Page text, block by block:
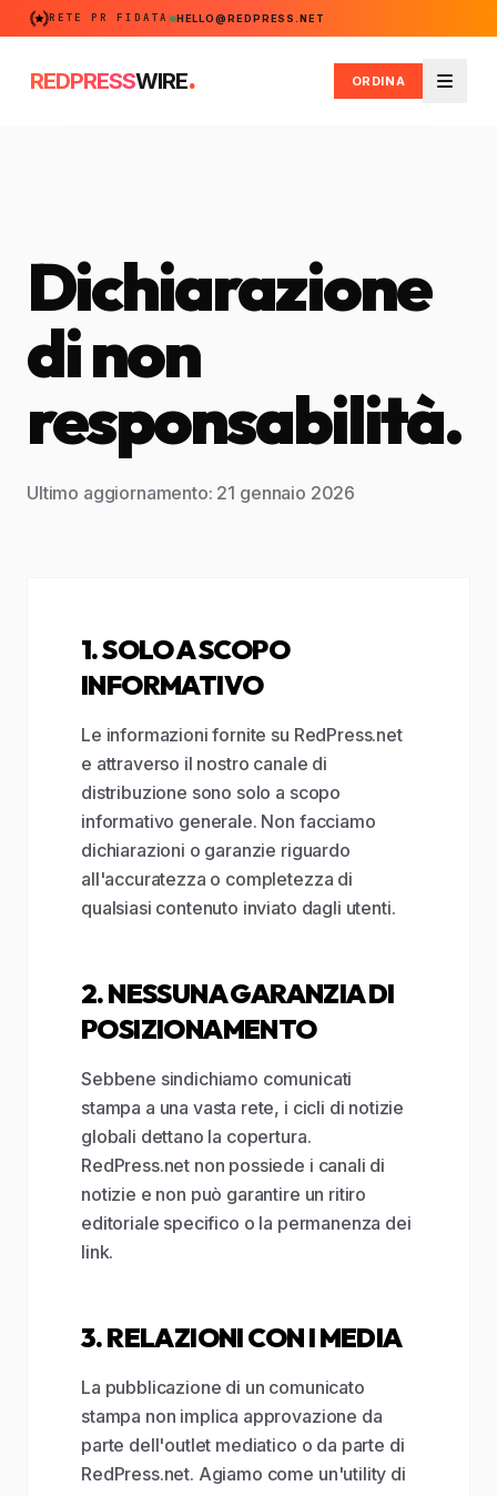
RETE PR FIDATA HELLO@REDPRESS.NET
REDPRESSWIRE. ORDINA
Menu
Dichiarazione
di non
responsabilità.
Ultimo aggiornamento: 21 gennaio 2026
1. SOLO A SCOPO
INFORMATIVO
Le informazioni fornite su RedPress.net
e attraverso il nostro canale di
distribuzione sono solo a scopo
informativo generale. Non facciamo
dichiarazioni o garanzie riguardo
all'accuratezza o completezza di
qualsiasi contenuto inviato dagli utenti.
2. NESSUNA GARANZIA DI
POSIZIONAMENTO
Sebbene sindichiamo comunicati
stampa a una vasta rete, i cicli di notizie
globali dettano la copertura.
RedPress.net non possiede i canali di
notizie e non può garantire un ritiro
editoriale specifico o la permanenza dei
link.
3. RELAZIONI CON I MEDIA
La pubblicazione di un comunicato
stampa non implica approvazione da
parte dell'outlet mediatico o da parte di
RedPress.net. Agiamo come un'utility di